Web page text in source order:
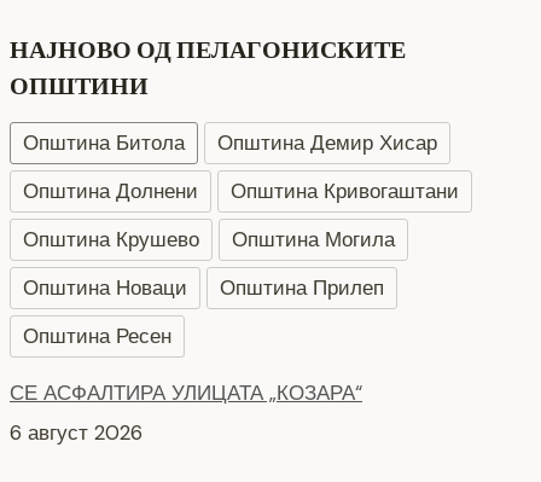
НАЈНОВО ОД ПЕЛАГОНИСКИТЕ
ОПШТИНИ
Општина Битола
Општина Демир Хисар
Општина Долнени
Општина Кривогаштани
Општина Крушево
Општина Могила
Општина Новаци
Општина Прилеп
Општина Ресен
СЕ АСФАЛТИРА УЛИЦАТА „КОЗАРА“
6 август 2026